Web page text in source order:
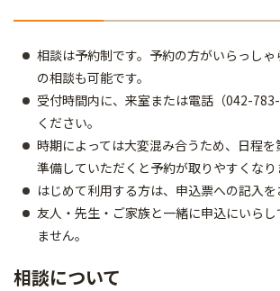
相談は予約制です。予約の方がいらっし
の相談も可能です。
受付時間内に、来室または電話（042-
ください。
時期によっては大変混み合うため、日程
準備していただくと予約が取りやすくなり
はじめて利用する方は、申込票への記入を
友人・先生・ご家族と一緒に申込にいら
ません。
相談について